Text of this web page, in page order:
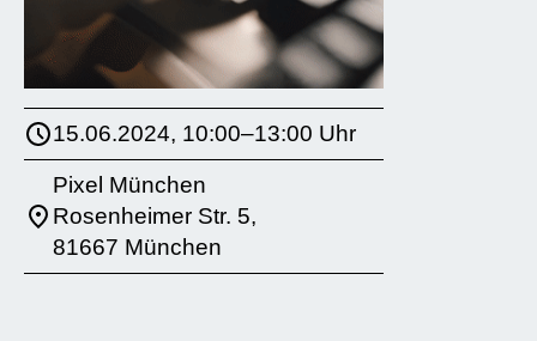
15.06.2024, 10:00–13:00 Uhr
Pixel München
Rosenheimer Str. 5,
81667 München